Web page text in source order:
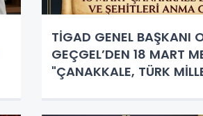
TİGAD GENEL BAŞKANI
GEÇGEL’DEN 18 MART
"ÇANAKKALE, TÜRK